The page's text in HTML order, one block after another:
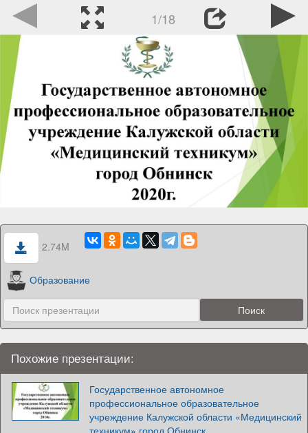
1/18
2.74M
Образование
Похожие презентации:
Государственное автономное
профессиональное образовательное
учреждение Калужской области «Медицинский